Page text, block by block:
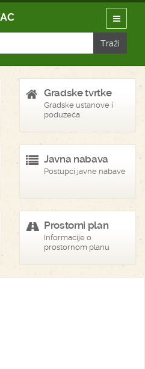
Gradske tvrtke
Gradske ustanove i
poduzeća
Javna nabava
Postupci javne nabave
Prostorni plan
Informacije o
prostornom planu